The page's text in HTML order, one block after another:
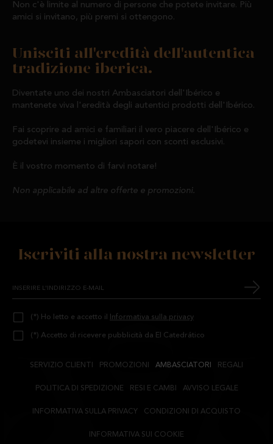
Non c'è limite al numero di persone che potete invitare. Più
amici si invitano, più premi si ottengono.
Unisciti all'eredità dell'autentica
tradizione iberica.
Diventate uno dei nostri Ambasciatori dell'Ibérico e
mantenete viva l'eredità degli autentici prodotti dell'Ibérico.
Fai scoprire ad amici e familiari il vero piacere dell'Ibérico e
godetevi insieme i migliori sapori con sconti esclusivi.
È il vostro momento di farvi notare!
Non applicabile ad altre offerte e promozioni.
Iscriviti alla nostra newsletter
(*) Ho letto e accetto il Informativa sulla privacy
(*) Accetto di ricevere pubblicità da El Catedrático
SERVIZIO CLIENTI PROMOZIONI AMBASCIATORI REGALI
POLITICA DI SPEDIZIONE RESI E CAMBI AVVISO LEGALE
INFORMATIVA SULLA PRIVACY CONDIZIONI DI ACQUISTO
INFORMATIVA SUI COOKIE